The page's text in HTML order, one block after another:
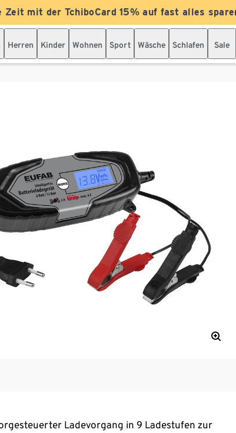
Zeit mit der TchiboCard 15% auf fast alles
Herren Kinder Wohnen Sport Wäsche Schlafen Sale
Ladevorgang in 9 Ladestufen zur